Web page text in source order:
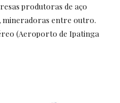
produtoras de aço
mineradoras entre outro.
(Aeroporto de Ipatinga